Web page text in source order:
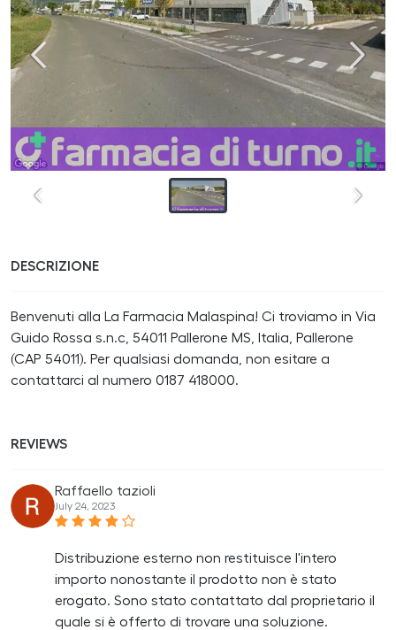
DESCRIZIONE
Benvenuti alla La Farmacia Malaspina! Ci troviamo in Via
Guido Rossa s.n.c, 54011 Pallerone MS, Italia, Pallerone
(CAP 54011). Per qualsiasi domanda, non esitare a
contattarci al numero 0187 418000.
REVIEWS
Raffaello tazioli
July 24, 2023
Distribuzione esterno non restituisce l'intero
importo nonostante il prodotto non è stato
erogato. Sono stato contattato dal proprietario il
quale si è offerto di trovare una soluzione.